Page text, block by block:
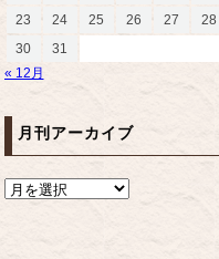
23
24 25 26 27 28
30
31
« 12月
月刊アーカイブ